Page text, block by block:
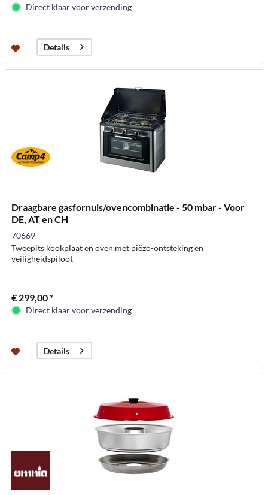
Direct klaar voor verzending
Details
Draagbare gasfornuis/ovencombinatie - 50 mbar - Voor
DE, AT en CH
70669
Tweepits kookplaat en oven met piëzo-ontsteking en
veiligheidspiloot
€ 299,00 *
Direct klaar voor verzending
Details